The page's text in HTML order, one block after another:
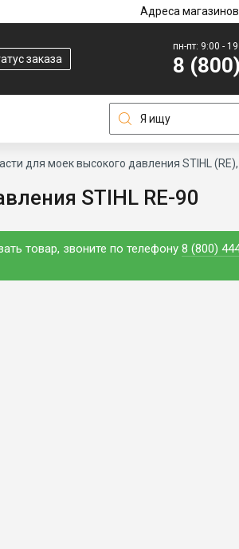
Адреса магазинов
заказа
пн-пт: 9:00 -
8
для моек высокого давления STIHL
STIHL RE-90
товар, звоните по телефону 8 (800)